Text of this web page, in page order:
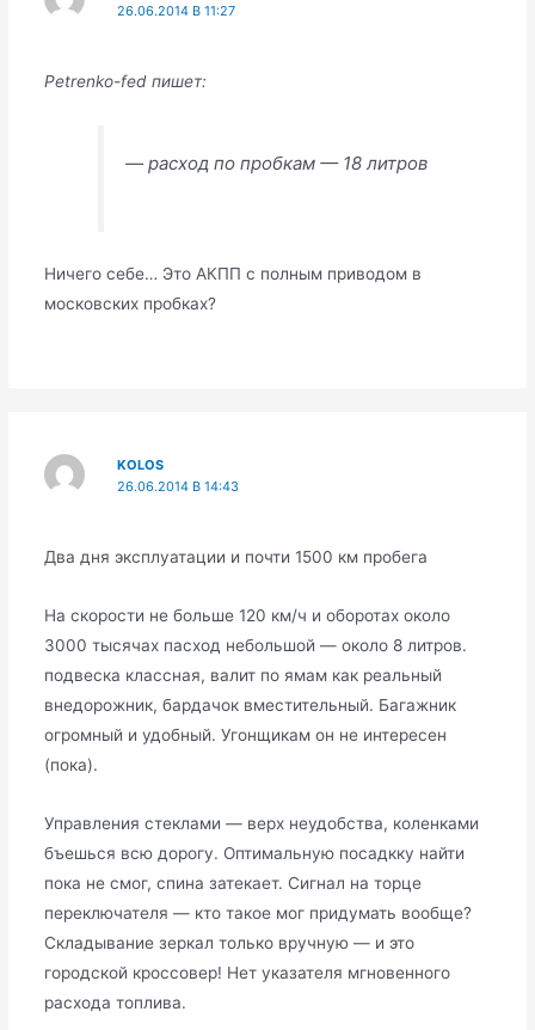
26.06.2014 В 11:27
Petrenko-fed пишет:
— расход по пробкам — 18 литров
Ничего себе… Это АКПП с полным приводом в
московских пробках?
KOLOS
26.06.2014 В 14:43
Два дня эксплуатации и почти 1500 км пробега
На скорости не больше 120 км/ч и оборотах около
3000 тысячах пасход небольшой — около 8 литров.
подвеска классная, валит по ямам как реальный
внедорожник, бардачок вместительный. Багажник
огромный и удобный. Угонщикам он не интересен
(пока).
Управления стеклами — верх неудобства, коленками
бъешься всю дорогу. Оптимальную посадкку найти
пока не смог, спина затекает. Сигнал на торце
переключателя — кто такое мог придумать вообще?
Складывание зеркал только вручную — и это
городской кроссовер! Нет указателя мгновенного
расхода топлива.